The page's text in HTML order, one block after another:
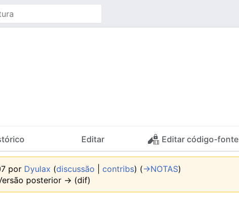
Editar Editar código-fonte
por Dyulax (discussão |contribs) (→‎NOTAS)
posterior → (dif)